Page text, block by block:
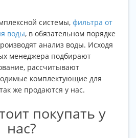
системы, фильтра от
воды, в обязательном порядке
анализ воды. Исходя
менеджера подбирают
рассчитывают
комплектующие для
же продаются у нас.
покупать у
нас?